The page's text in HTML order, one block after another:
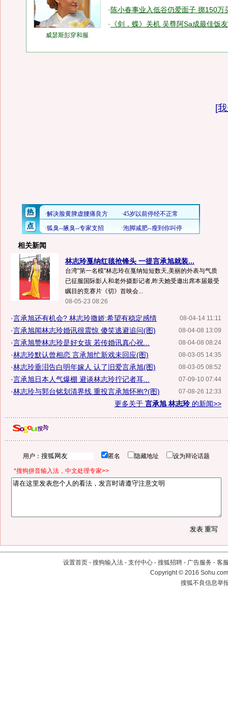
威瑟斯彭穿和服
· 陈小春事业入低谷仍爱面子 掷150万
·
《剑．蝶》关机 吴尊阿Sa成最佳饭
[
相关新闻
林志玲戛纳红毯抢锋头 一提言承旭就装...
台湾"第一名模"林志玲在戛纳短短数天,美丽的外表与气质
已征服国际影人和老外摄影记者,昨天她受邀出席本届最受
瞩目的竞赛片《切》首映会...
08-05-23 08:26
08-04-14 11:11
·言承旭还有机会? 林志玲撒娇:希望有稳定感情
08-04-08 13:09
·言承旭闻林志玲婚讯很震惊 傻笑逃避追问(图)
08-04-08 08:24
·言承旭赞林志玲是好女孩 若传婚讯真心祝...
08-03-05 14:35
·林志玲默认曾相恋 言承旭忙新戏未回应(图)
08-03-05 08:52
·林志玲垂泪告白明年嫁人 认了旧爱言承旭(图)
07-09-10 07:44
·言承旭日本人气爆棚 避谈林志玲拧记者耳...
07-08-26 12:33
·林志玲与郭台铭划清界线 重投言承旭怀抱?(图)
更多关于 言承旭 林志玲的新闻>>
用户： 匿名 隐藏地址 设为辩论话题
*搜狗拼音输入法，中文处理专家>>
设置首页 - 搜狗输入法 - 支付中心 - 搜狐招聘 - 广告服务 - 客
Copyright©2016
搜狐不良信息举